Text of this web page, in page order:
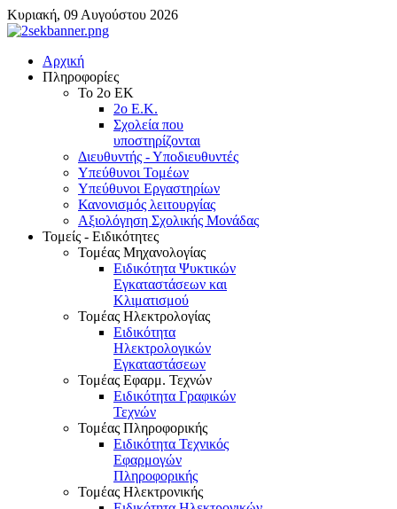
Κυριακή, 09 Αυγούστου 2026
Αρχική
Πληροφορίες
Το 2ο ΕΚ
2ο Ε.Κ.
Σχολεία που
υποστηρίζονται
Διευθυντής - Υποδιευθυντές
Υπεύθυνοι Τομέων
Υπεύθυνοι Εργαστηρίων
Κανονισμός λειτουργίας
Αξιολόγηση Σχολικής Μονάδας
Τομείς - Ειδικότητες
Τομέας Μηχανολογίας
Ειδικότητα Ψυκτικών
Εγκαταστάσεων και
Κλιματισμού
Τομέας Ηλεκτρολογίας
Ειδικότητα
Ηλεκτρολογικών
Εγκαταστάσεων
Τομέας Εφαρμ. Τεχνών
Ειδικότητα Γραφικών
Τεχνών
Τομέας Πληροφορικής
Ειδικότητα Τεχνικός
Εφαρμογών
Πληροφορικής
Τομέας Ηλεκτρονικής